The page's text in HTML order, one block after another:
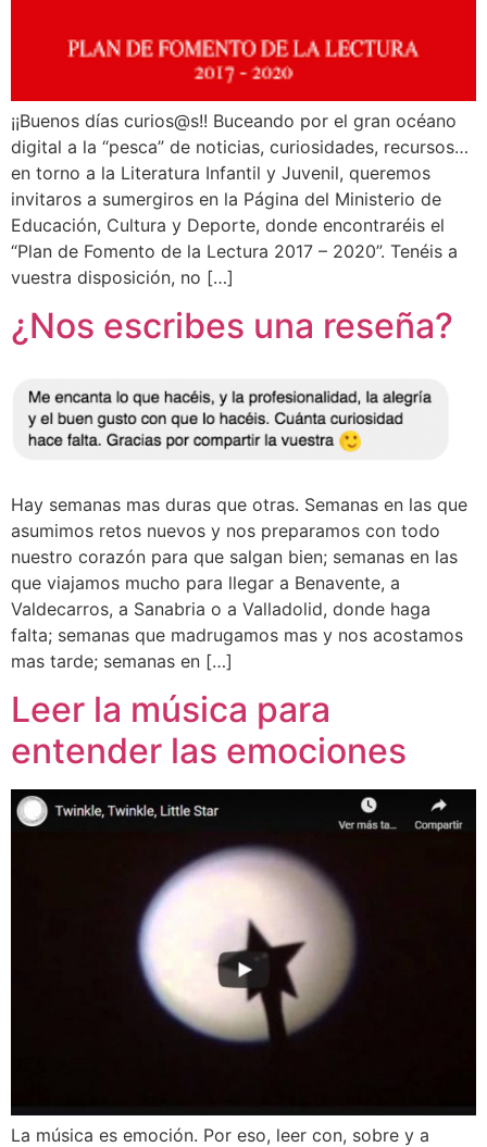
¡¡Buenos días curios@s!! Buceando por el gran océano
digital a la “pesca” de noticias, curiosidades, recursos…
en torno a la Literatura Infantil y Juvenil, queremos
invitaros a sumergiros en la Página del Ministerio de
Educación, Cultura y Deporte, donde encontraréis el
“Plan de Fomento de la Lectura 2017 – 2020”. Tenéis a
vuestra disposición, no […]
¿Nos escribes una reseña?
Hay semanas mas duras que otras. Semanas en las que
asumimos retos nuevos y nos preparamos con todo
nuestro corazón para que salgan bien; semanas en las
que viajamos mucho para llegar a Benavente, a
Valdecarros, a Sanabria o a Valladolid, donde haga
falta; semanas que madrugamos mas y nos acostamos
mas tarde; semanas en […]
Leer la música para
entender las emociones
La música es emoción. Por eso, leer con, sobre y a